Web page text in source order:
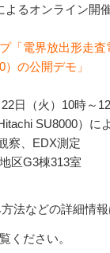
よるオンライン開
「電界放出形走査
の公開デモ」
22日（火）10時～
SU8000）に
察、EDX測定
区G3棟313室
法などの詳細情
ください。